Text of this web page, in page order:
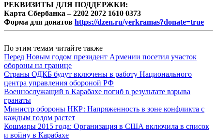
РЕКВИЗИТЫ ДЛЯ ПОДДЕРЖКИ:
Карта Сбербанка – 2202 2072 1610 0373
Форма для донатов https://dzen.ru/yerkramas?donate=true
По этим темам читайте также
Перед Новым годом президент Армении посетил участок
обороны на границе
Страны ОДКБ будут включены в работу Национального
центра управления обороной РФ
Военнослужащий в Карабахе погиб в результате взрыва
гранаты
Министр обороны НКР: Напряженность в зоне конфликта с
каждым годом растет
Кошмары 2015 года: Организация в США включила в список
и войну в Карабахе